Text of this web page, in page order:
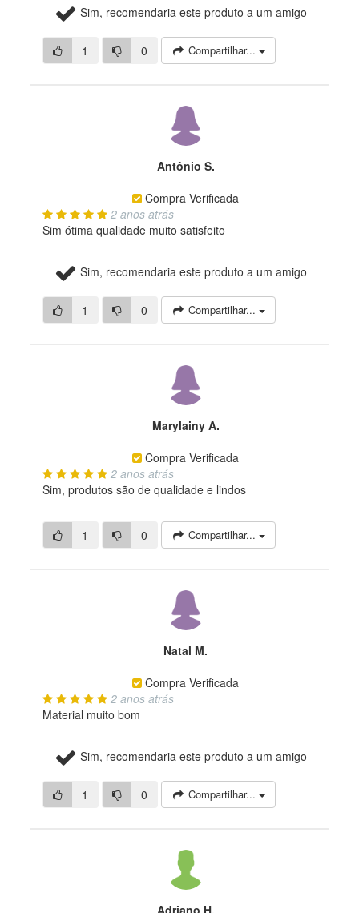
Sim, recomendaria este produto a um amigo
1 0 Compartilhar...
Antônio S.
Compra Verificada
2 anos atrás
Sim ótima qualidade muito satisfeito
Sim, recomendaria este produto a um amigo
1 0 Compartilhar...
Marylainy A.
Compra Verificada
2 anos atrás
Sim, produtos são de qualidade e lindos
1 0 Compartilhar...
Natal M.
Compra Verificada
2 anos atrás
Material muito bom
Sim, recomendaria este produto a um amigo
1 0 Compartilhar...